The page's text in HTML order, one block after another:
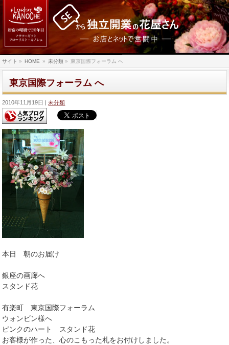
サイト » HOME » 未分類 » 東京国際フォーラム へ
東京国際フォーラム へ
2010年11月19日 未分類
本日 朝のお届け
銀座の画廊へ
スタンド花
有楽町 東京国際フォーラム
ウォンビン様へ
ピンクのハート スタンド花
お客様が作った、心のこもった札をお付けしました。